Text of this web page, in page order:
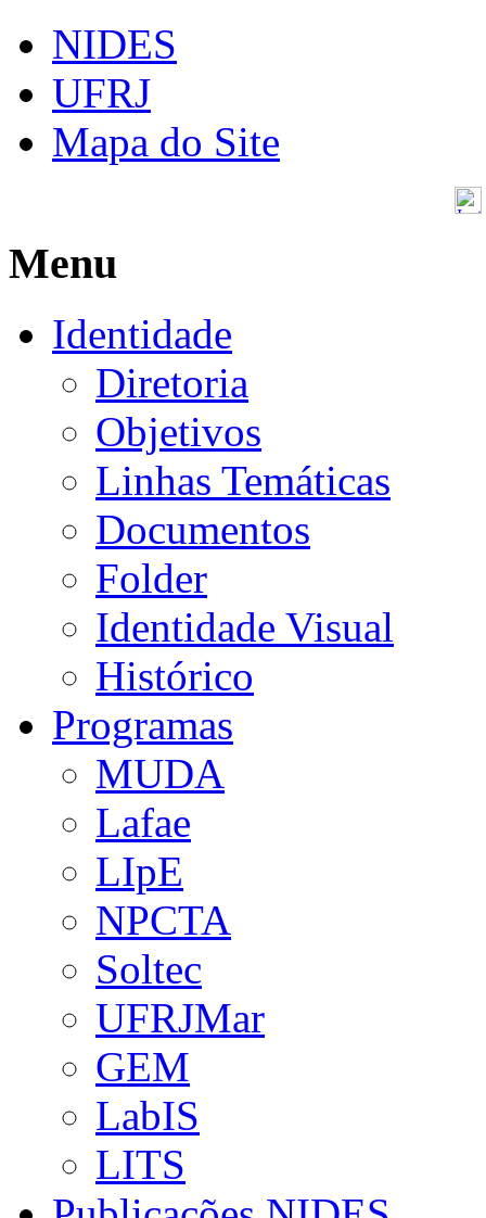
NIDES
UFRJ
Mapa do Site
Menu
Identidade
Diretoria
Objetivos
Linhas Temáticas
Documentos
Folder
Identidade Visual
Histórico
Programas
MUDA
Lafae
LIpE
NPCTA
Soltec
UFRJMar
GEM
LabIS
LITS